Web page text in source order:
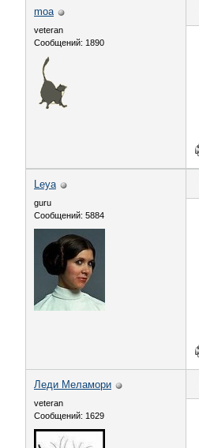
moa
veteran
Сообщений: 1890
Leya
guru
Сообщений: 5884
Леди Меламори
veteran
Сообщений: 1629